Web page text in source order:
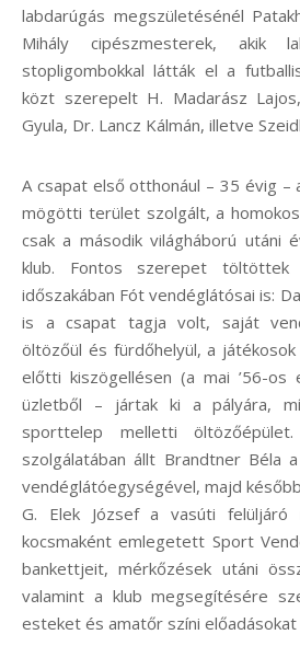
labdarúgás megszületésénél
Mihály cipészmesterek, akik
stopligombokkal látták el a
közt szerepelt H. Madarász
Gyula, Dr. Lancz Kálmán, illetve
A csapat első otthonául – 35 évig
mögötti terület szolgált, a
csak a második világháború utáni
klub. Fontos szerepet
időszakában Fót vendéglátósai is:
is a csapat tagja volt, saját
öltözőül és fürdőhelyül, a
előtti kiszögellésen (a mai ’56-os
üzletből – jártak ki a pályára,
sporttelep melletti
szolgálatában állt Brandtner Béla
vendéglátóegységével, majd később
G. Elek József a vasúti
kocsmaként emlegetett Sport
bankettjeit, mérkőzések utáni
valamint a klub megsegítésére
esteket és amatőr színi